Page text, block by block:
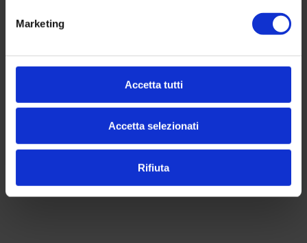
Marketing
Accetta tutti
Accetta selezionati
Rifiuta